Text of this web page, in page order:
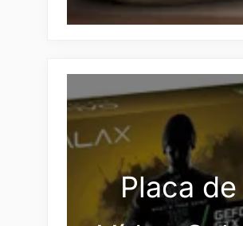
Placa de